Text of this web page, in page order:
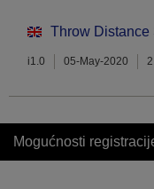
Throw Distance
i1.0 05-May-2020
Mogućnosti